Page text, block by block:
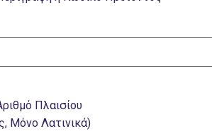
Πλαισίου
Μόνο Λατινικά)